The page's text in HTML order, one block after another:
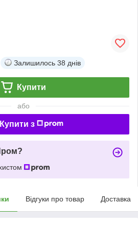
Залишилось 38 днів
Купити
або
Купити з
Відгуки про товар Доставка